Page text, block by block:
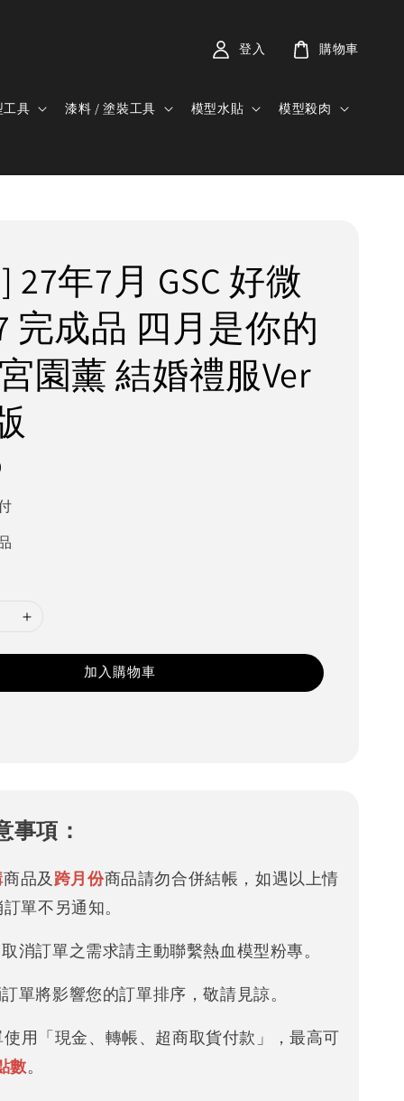
工具 漆料 / 塗裝工具 模型水貼 模型殺肉
登入 購物車
27年7月 GSC 好微
完成品 四月是你的
園薰 結婚禮服Ver
加入購物車
事項：
商品及 跨月份商品請勿合併結帳，如遇以上情
單不另通知。
消訂單之需求請主動聯繫熱血模型粉專。
單將影響您的訂單排序，敬請見諒。
用「現金、轉帳、超商取貨付款」，最高可
數。